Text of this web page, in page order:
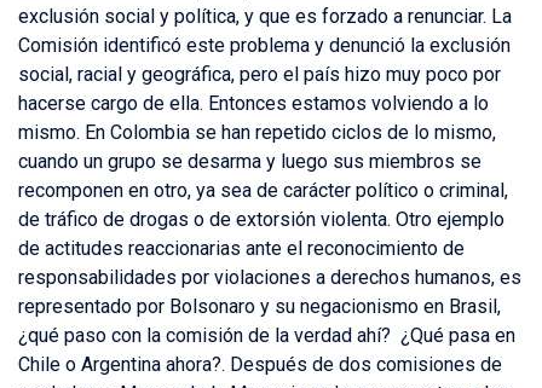
exclusión social y política, y que es forzado a renunciar. La
Comisión identificó este problema y denunció la exclusión
social, racial y geográfica, pero el país hizo muy poco por
hacerse cargo de ella. Entonces estamos volviendo a lo
mismo. En Colombia se han repetido ciclos de lo mismo,
cuando un grupo se desarma y luego sus miembros se
recomponen en otro, ya sea de carácter político o criminal,
de tráfico de drogas o de extorsión violenta. Otro ejemplo
de actitudes reaccionarias ante el reconocimiento de
responsabilidades por violaciones a derechos humanos, es
representado por Bolsonaro y su negacionismo en Brasil,
¿qué paso con la comisión de la verdad ahí? ¿Qué pasa en
Chile o Argentina ahora?. Después de dos comisiones de